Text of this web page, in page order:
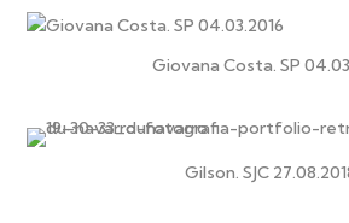
Giovana Costa. SP
Gilson. SJC